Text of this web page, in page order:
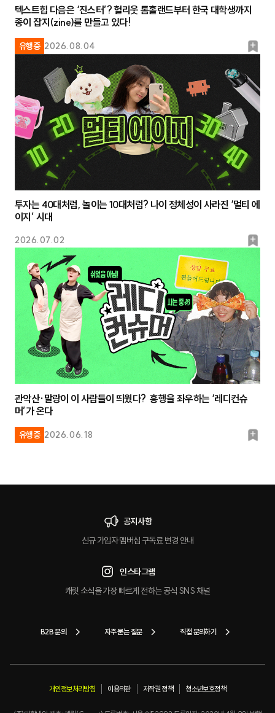
유행중 2026.08.04
북
크
텍스트힙 다음은 ‘진스터’? 헐리웃 톰홀랜드부터 한국 대학생까지
종이 잡지(zine)를 만들고 있다!
2026.07.02
북
투자는 40대처럼, 놀이는 10대처럼? 나이 정체성이 사라진 ‘멀티 에
이지’ 시대
유행중 2026.06.18
북
관악산·말랑이 이 사람들이 띄웠다? 흥행을 좌우하는 ‘레디컨슈
머’가 온다
공지사항
신규 가입자 멤버십 구독료 변경 안내
인스타그램
캐릿 소식을 가장 빠르게 전하는 공식 SNS 채널
B2B 문의 자주 묻는 질문 직접 문의하기
개인정보처리방침 이용약관 저작권 정책 청소년보호정책